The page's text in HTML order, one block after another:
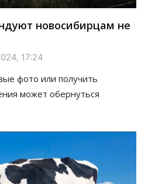
новосибирцам не
17:24
фото или получить
может обернуться